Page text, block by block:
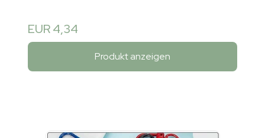
EUR 4,34
Produkt anzeigen